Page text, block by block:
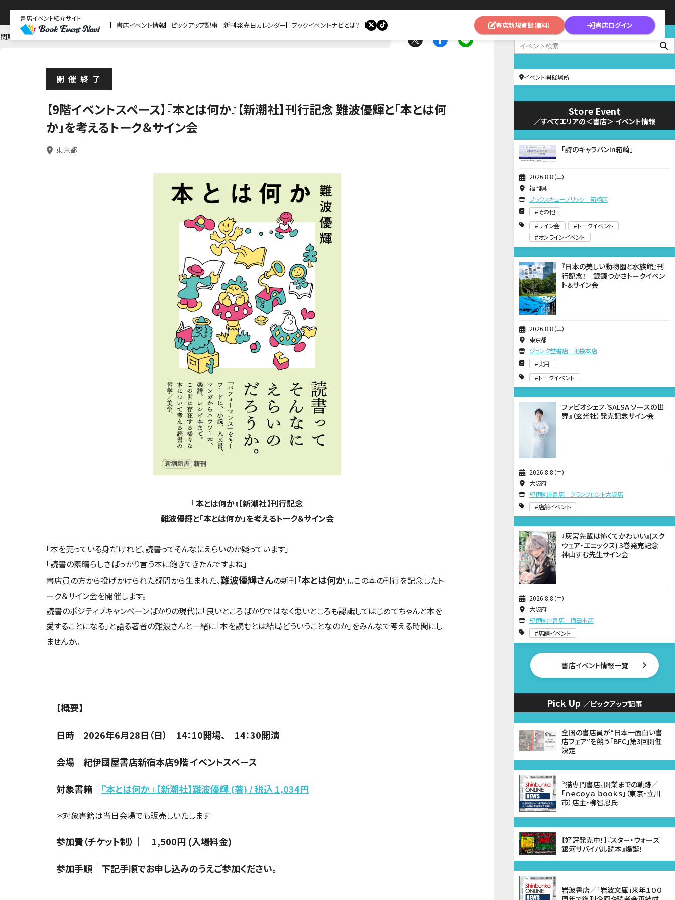
書店イベント紹介サイト
書店イベント情報 ピックアップ記事 新刊発売日カレンダー ブックイベントナビとは？ 書店新規登録（無料） 書店ログイン
関東 東京 紀伊國屋書店 新宿本店
開催終了
【9階イベントスペース】『本とは何か』【新潮社】刊行記念 難波優輝と「本とは何
か」を考えるトーク＆サイン会
東京都
『本とは何か』【新潮社】刊行記念
難波優輝と「本とは何か」を考えるトーク＆サイン会
「本を売っている身だけれど、読書ってそんなにえらいのか疑っています」
「読書の素晴らしさばっかり言う本に飽きてきたんですよね」
書店員の方から投げかけられた疑問から生まれた、難波優輝さんの新刊『本とは何か』。この本の刊行を記念したト
ーク＆サイン会を開催します。
読書のポジティブキャンペーンばかりの現代に「良いところばかりではなく悪いところも認識してはじめてちゃんと本を
愛することになる」と語る著者の難波さんと一緒に「本を読むとは結局どういうことなのか」をみんなで考える時間にし
ませんか。
【概要】
日時｜2026年6月28日（日） 14：10開場、 14：30開演
会場｜紀伊國屋書店新宿本店9階 イベントスペース
対象書籍｜ 『本とは何か 』【新潮社】難波優輝 (著) / 税込 1,034円
＊対象書籍は当日会場でも販売しいたします
参加費（チケット制）｜ 1,500円 (入場料金)
参加手順｜下記手順でお申し込みのうえご参加ください。
イベント開催場所
Store Event
／すべてエリアの＜書店＞ イベント情報
2026 8 8 土
「詩のキャラバンin箱崎」
福岡県
ブックスキューブリック 箱崎店
その他
サイン会
トークイベント
オンラインイベント
2026 8 8 土
『日本の美しい動物園と水族館』刊
行記念！ 銀鏡つかさトークイベン
ト＆サイン会
東京都
ジュンク堂書店 池袋本店
実用
トークイベント
2026 8 8 土
ファビオシェフ『SALSA ソースの世
界』（玄光社）発売記念サイン会
大阪府
紀伊國屋書店 グランフロント大阪店
店舗イベント
2026 8 8 土
『灰宮先輩は怖くてかわいい』(スク
ウェア・エニックス) 3巻発売記念
神山すむ先生サイン会
大阪府
紀伊國屋書店 梅田本店
店舗イベント
書店イベント情報一覧
Pick Up ／ピックアップ記事
全国の書店員が“日本一面白い書
店フェア”を競う「BFC」第3回開催
決定
〝猫専門書店〟開業までの軌跡／
「ｎｅｃｏｙａ ｂｏｏｋｓ」（東京・立川
市）店主・柳智恩氏
【好評発売中！】『スター・ウォーズ
銀河サバイバル読本』爆誕！
岩波書店／「岩波文庫」来年１００